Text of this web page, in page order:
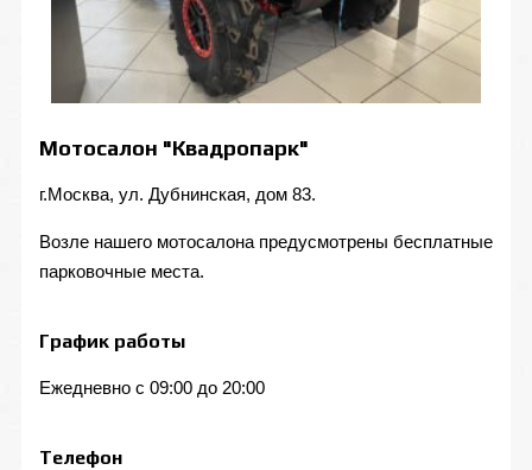
Мотосалон "Квадропарк"
г.Москва, ул. Дубнинская, дом 83.
Возле нашего мотосалона предусмотрены бесплатные
парковочные места.
График работы
Ежедневно с 09:00 до 20:00
Телефон